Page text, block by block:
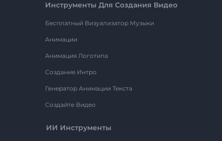
Инструменты Для Создания Видео
Бесплатный Визуализатор Музыки
Анимации
Анимация Логотипа
Создание Интро
Генератор Анимации Текста
Создайте Видео
ИИ Инструменты